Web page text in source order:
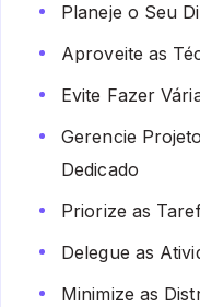
Planeje o Seu
Aproveite as
Evite Fazer
Gerencie
Dedicado
Priorize as
Delegue as
Minimize as